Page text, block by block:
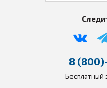
8
Бесплатный